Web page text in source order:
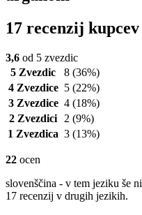
17 recenzij
3,6 od 5 zvezdic
5 Zvezdic
8 (36%)
4 Zvezdice 5 (22%)
3 Zvezdice 4 (18%)
2 Zvezdici
2 (9%)
1 Zvezdica 3 (13%)
22 ocen
slovenščina - v tem jeziku še
17 recenzij v drugih jezikih.